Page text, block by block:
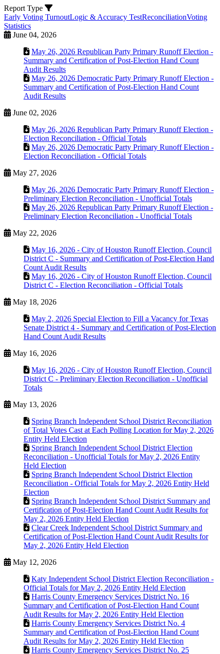
Report Type
Early Voting TurnoutLogic & Accuracy TestReconciliationVoting
Statistics
June 04, 2026
May 26, 2026 Republican Party Primary Runoff Election -
Summary and Certification of Post-Election Hand Count
Audit Results
May 26, 2026 Democratic Party Primary Runoff Election -
Summary and Certification of Post-Election Hand Count
Audit Results
June 02, 2026
May 26, 2026 Republican Party Primary Runoff Election -
Election Reconciliation - Official Totals
May 26, 2026 Democratic Party Primary Runoff Election -
Election Reconciliation - Official Totals
May 27, 2026
May 26, 2026 Democratic Party Primary Runoff Election -
Preliminary Election Reconciliation - Unofficial Totals
May 26, 2026 Republican Party Primary Runoff Election -
Preliminary Election Reconciliation - Unofficial Totals
May 22, 2026
May 16, 2026 - City of Houston Runoff Election, Council
District C - Summary and Certification of Post-Election Hand
Count Audit Results
May 16, 2026 - City of Houston Runoff Election, Council
District C - Election Reconciliation - Official Totals
May 18, 2026
May 2, 2026 Special Election to Fill a Vacancy for Texas
Senate District 4 - Summary and Certification of Post-Election
Hand Count Audit Results
May 16, 2026
May 16, 2026 - City of Houston Runoff Election, Council
District C - Preliminary Election Reconciliation - Unofficial
Totals
May 13, 2026
Spring Branch Independent School District Reconciliation
of Total Votes Cast at Each Polling Location for May 2, 2026
Entity Held Election
Spring Branch Independent School District Election
Reconciliation - Unofficial Totals for May 2, 2026 Entity
Held Election
Spring Branch Independent School District Election
Reconciliation - Official Totals for May 2, 2026 Entity Held
Election
Spring Branch Independent School District Summary and
Certification of Post-Election Hand Count Audit Results for
May 2, 2026 Entity Held Election
Clear Creek Independent School District Summary and
Certification of Post-Election Hand Count Audit Results for
May 2, 2026 Entity Held Election
May 12, 2026
Katy Independent School District Election Reconciliation -
Official Totals for May 2, 2026 Entity Held Election
Harris County Emergency Services District No. 16
Summary and Certification of Post-Election Hand Count
Audit Results for May 2, 2026 Entity Held Election
Harris County Emergency Services District No. 4
Summary and Certification of Post-Election Hand Count
Audit Results for May 2, 2026 Entity Held Election
Harris County Emergency Services District No. 25